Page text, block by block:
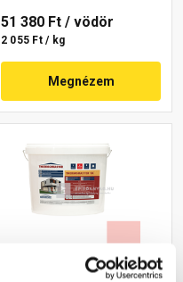
51 380 Ft / vödör
2 055 Ft / kg
Megnézem